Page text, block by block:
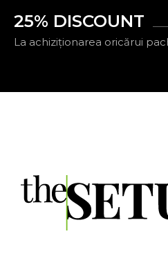
25% DISCOUNT
La achiziționarea oricărui